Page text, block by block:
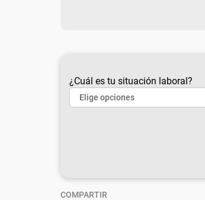
¿Cuál es tu situación laboral?
COMPARTIR